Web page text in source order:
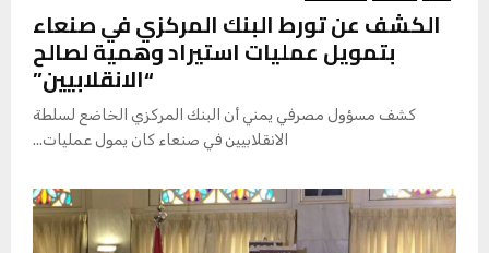
الكشف عن تورط البنك المركزي في صنعاء
بتمويل عمليات استيراد وهمية لصالح
“الانقلابيين”
كشف مسؤول مصرفي يمني أن البنك المركزي الخاضع لسلطة
الانقلابيين في صنعاء كان يمول عمليات...